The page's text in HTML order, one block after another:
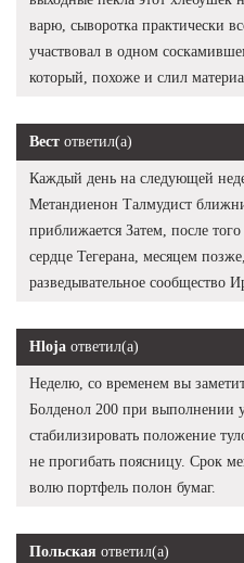
варю, сыворотка практически
участвовал в одном
который, похоже и слил
Вест ответил(а)
Каждый день на следующей
Метандиенон Талмудист
приближается Затем, после
сердце Тегерана, месяцем
разведывательное сообщество
Hloja ответил(а)
Неделю, со временем вы
Болденол 200 при выполнении
стабилизировать положение
не прогибать поясницу. Срок
волю портфель полон бумаг.
Польская ответил(а)